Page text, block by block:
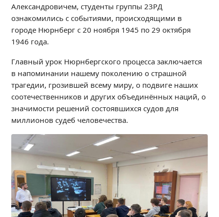
Региональный центр по профилактике ДДТТ
Учебно-производственный комплекс
Центр карьеры
Противодействие коррупции
Всероссийское чемпионатное движение
Региональная инновационная площадка
СВЕДЕНИЯ ОБ ОБРАЗОВАТЕЛЬНОЙ ОРГАНИЗАЦИИ
Основные сведения
организацией
Документы
Образование
Образовательные стандарты и требования
Руководство
Педагогический состав
Александровичем, студенты группы 23РД
ознакомились с событиями, происходящими в
городе Нюрнберг с 20 ноября 1945 по 29 октября
1946 года.
Главный урок Нюрнбергского процесса заключается
в напоминании нашему поколению о страшной
трагедии, грозившей всему миру, о подвиге наших
соотечественников и других объединённых наций, о
значимости решений состоявшихся судов для
миллионов судеб человечества.